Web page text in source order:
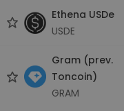
Ethena USDe
USDE
Gram (prev.
Toncoin)
GRAM